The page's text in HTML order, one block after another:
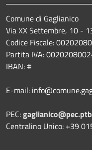
Comune di Gaglianico
Via XX Settembre, 10 -
Codice Fiscale:
Partita IVA:
IBAN: #
E-mail:
PEC:
Centralino Unico: +39